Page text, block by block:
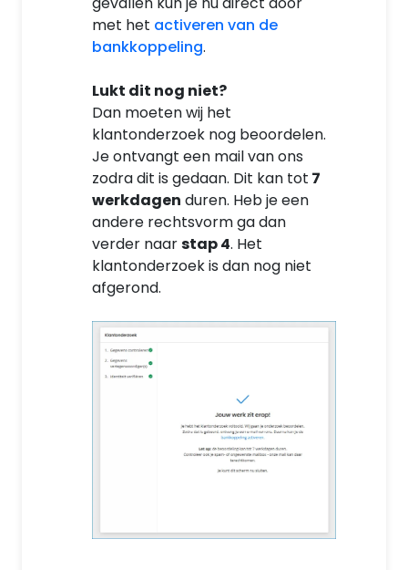
met het activeren van de
bankkoppeling.
Lukt dit nog niet?
Dan moeten wij het
klantonderzoek nog beoordelen.
Je ontvangt een mail van ons
zodra dit is gedaan. Dit kan tot 7
werkdagen duren. Heb je een
andere rechtsvorm ga dan
verder naarstap 4. Het
klantonderzoek is dan nog niet
afgerond.